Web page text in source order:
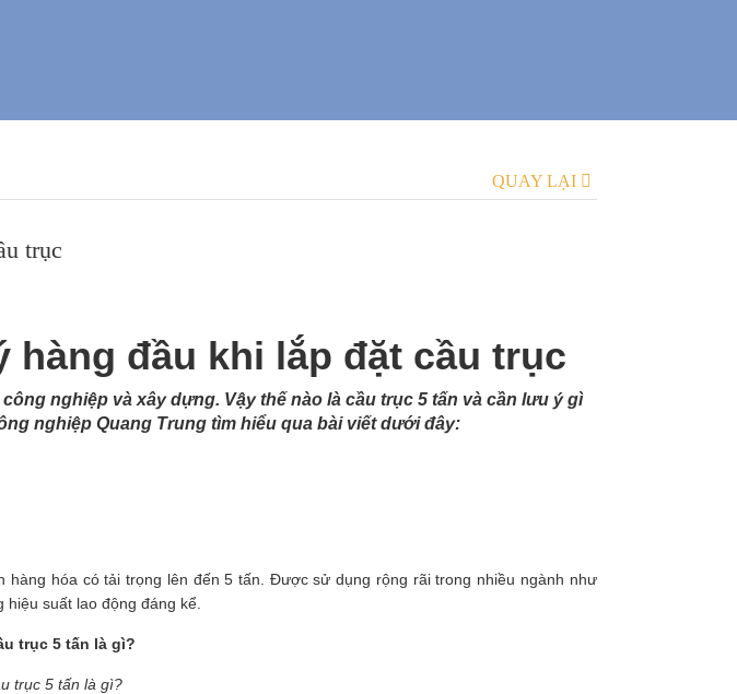
QUAY LẠI
trục
hàng đầu khi lắp đặt cầu trục
nghiệp và xây dựng. Vậy thế nào là cầu trục 5 tấn và cần lưu ý gì
nghiệp Quang Trung tìm hiểu qua bài viết dưới đây:
hóa có tải trọng lên đến 5 tấn. Được sử dụng rộng rãi trong nhiều ngành như
suất lao động đáng kể.
trục 5 tấn là gì?